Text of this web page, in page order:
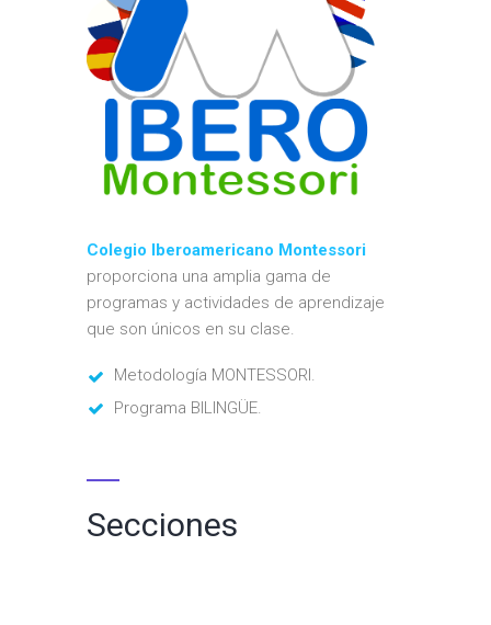
Colegio Iberoamericano Montessori
proporciona una amplia gama de
programas y actividades de aprendizaje
que son únicos en su clase.
Metodología MONTESSORI.
Programa BILINGÜE.
Secciones